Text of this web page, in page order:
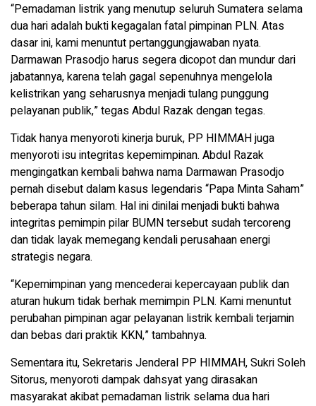
“Pemadaman listrik yang menutup seluruh Sumatera selama
dua hari adalah bukti kegagalan fatal pimpinan PLN. Atas
dasar ini, kami menuntut pertanggungjawaban nyata.
Darmawan Prasodjo harus segera dicopot dan mundur dari
jabatannya, karena telah gagal sepenuhnya mengelola
kelistrikan yang seharusnya menjadi tulang punggung
pelayanan publik,” tegas Abdul Razak dengan tegas.
Tidak hanya menyoroti kinerja buruk, PP HIMMAH juga
menyoroti isu integritas kepemimpinan. Abdul Razak
mengingatkan kembali bahwa nama Darmawan Prasodjo
pernah disebut dalam kasus legendaris “Papa Minta Saham”
beberapa tahun silam. Hal ini dinilai menjadi bukti bahwa
integritas pemimpin pilar BUMN tersebut sudah tercoreng
dan tidak layak memegang kendali perusahaan energi
strategis negara.
“Kepemimpinan yang mencederai kepercayaan publik dan
aturan hukum tidak berhak memimpin PLN. Kami menuntut
perubahan pimpinan agar pelayanan listrik kembali terjamin
dan bebas dari praktik KKN,” tambahnya.
Sementara itu, Sekretaris Jenderal PP HIMMAH, Sukri Soleh
Sitorus, menyoroti dampak dahsyat yang dirasakan
masyarakat akibat pemadaman listrik selama dua hari